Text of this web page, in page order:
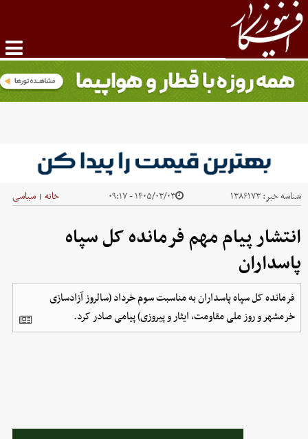
شناسه خبر:۱۳۸۶۱۷۳ ۱۴۰۵/۰۳/۰۳ - ۰۹:۱۷ خانه | سیاسی
انتشار پیام مهم فرمانده کل سپاه
پاسداران
فرمانده کل سپاه پاسداران به مناسبت سوم خرداد (سالروز آزادسازی
خرمشهر و روز ملی مقاومت، ایثار و پیروزی) پیامی صادر کرد.